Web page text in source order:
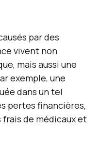
par des
vivent non
mais aussi une
exemple, une
dans un tel
pertes financières,
de médicaux et